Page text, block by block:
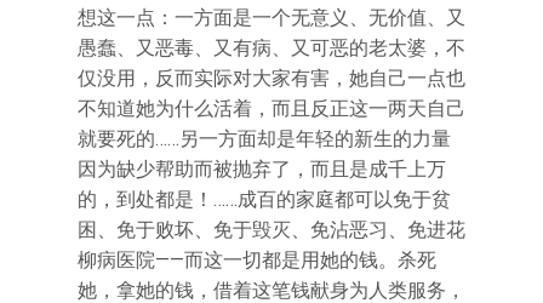
想这一点：一方面是一个无意义、无价值、又
愚蠢、又恶毒、又有病、又可恶的老太婆，不
仅没用，反而实际对大家有害，她自己一点也
不知道她为什么活着，而且反正这一两天自己
就要死的……另一方面却是年轻的新生的力量
因为缺少帮助而被抛弃了，而且是成千上万
的，到处都是！……成百的家庭都可以免于贫
困、免于败坏、免于毁灭、免沾恶习、免进花
柳病医院——而这一切都是用她的钱。杀死
她，拿她的钱，借着这笔钱献身为人类服务，